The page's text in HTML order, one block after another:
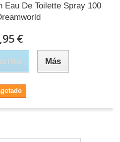
Eau De Toilette Spray 100
€
Más